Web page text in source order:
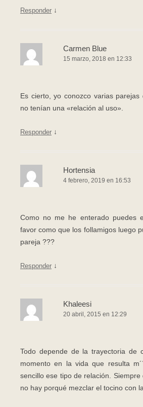
Responder ↓
Carmen Blue
15 marzo, 2018 en 12:33
Es cierto, yo conozco varias
no tenían una «relación al uso».
Responder ↓
Hortensia
4 febrero, 2019 en 16:53
Como no me he enterado puedes
favor como que los follamigos luego
pareja ???
Responder ↓
Khaleesi
20 abril, 2015 en 12:29
Todo depende de la trayectoria de
momento en la vida que resulta
sencillo ese tipo de relación.
no hay porqué mezclar el tocino con